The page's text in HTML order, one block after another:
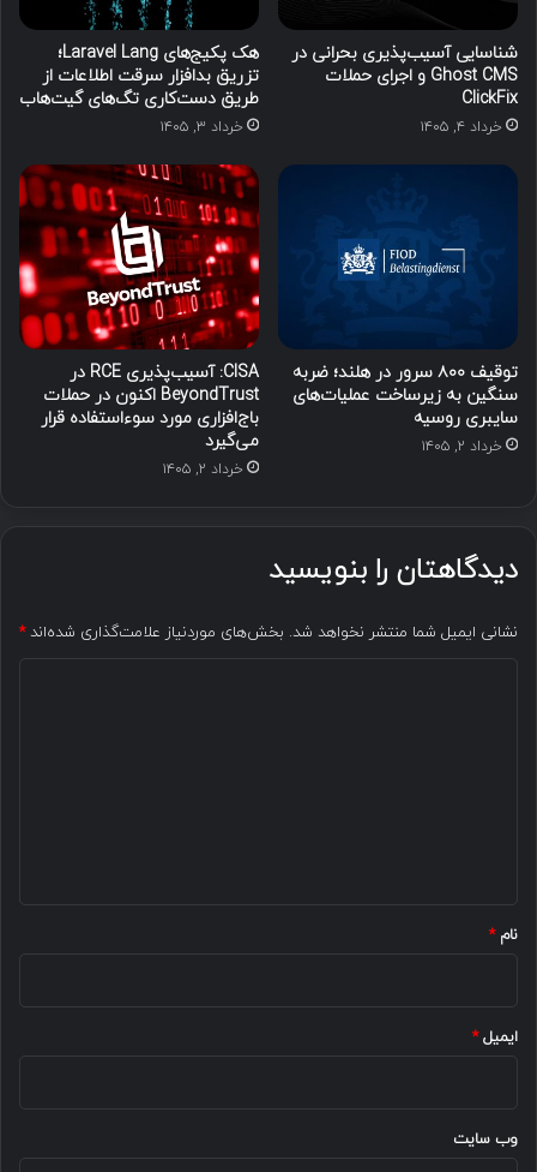
شناسایی آسیب‌پذیری بحرانی در
Ghost CMS و اجرای حملات
ClickFix
خرداد ۴, ۱۴۰۵
هک پکیج‌های Laravel Lang؛
تزریق بدافزار سرقت اطلاعات از
طریق دست‌کاری تگ‌های گیت‌هاب
خرداد ۳, ۱۴۰۵
توقیف ۸۰۰ سرور در هلند؛ ضربه
سنگین به زیرساخت عملیات‌های
سایبری روسیه
خرداد ۲, ۱۴۰۵
CISA: آسیب‌پذیری RCE در
BeyondTrust اکنون در حملات
باج‌افزاری مورد سوءاستفاده قرار
می‌گیرد
خرداد ۲, ۱۴۰۵
دیدگاهتان را بنویسید
نشانی ایمیل شما منتشر نخواهد شد. بخش‌های موردنیاز علامت‌گذاری شده‌اند*
نام*
ایمیل*
وب‌ سایت